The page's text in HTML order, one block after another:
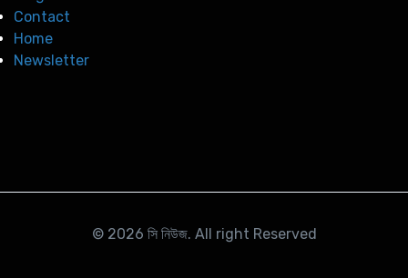
Contact
Home
Newsletter
© 2026 সি নিউজ. All right Reserved